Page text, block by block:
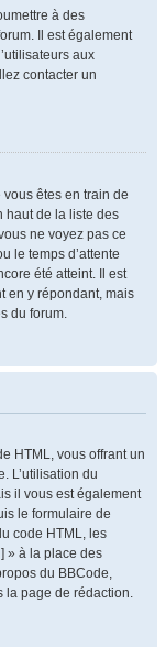
à des
Il est également
aux
contacter un
êtes en train de
haut de la liste des
ne voyez pas ce
le temps d’attente
été atteint. Il est
en y répondant, mais
du forum.
HTML, vous offrant un
L’utilisation du
il vous est également
le formulaire de
code HTML, les
» à la place des
du BBCode,
la page de rédaction.